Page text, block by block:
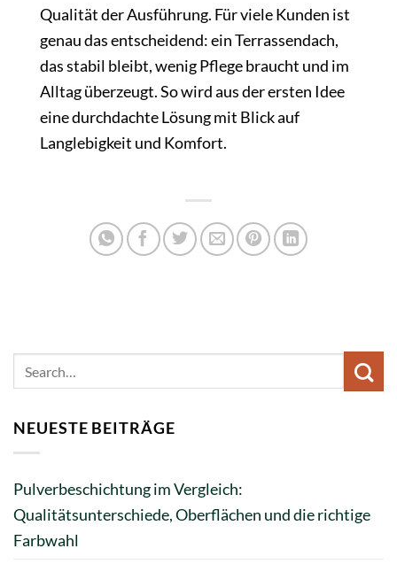
Qualität der Ausführung. Für viele Kunden ist
genau das entscheidend: ein Terrassendach,
das stabil bleibt, wenig Pflege braucht und im
Alltag überzeugt. So wird aus der ersten Idee
eine durchdachte Lösung mit Blick auf
Langlebigkeit und Komfort.
NEUESTE BEITRÄGE
Pulverbeschichtung im Vergleich:
Qualitätsunterschiede, Oberflächen und die richtige
Farbwahl